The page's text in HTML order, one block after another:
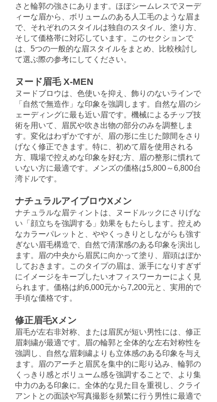
さと輪郭の強さにあります。ほぼシームレスでヌーデ
ィーな眉から、ボリュームのある人工毛のような眉ま
で、それぞれのスタイルは独自のスタイル、塗り方、
そして価格帯に対応しています。このセクションで
は、5つの一般的な眉スタイルをまとめ、比較検討し
て選ぶ際の参考にしてください。
ヌード眉毛 X-MEN
ヌードブロウは、色使いを抑え、飾りのないラインで
「自然で無造作」な印象を強調します。自然な眉のシ
ェーディングに最も近い眉です。機械によるチップ技
術を用いて、眉尻や吹き出物の部分のみを調整しま
す。変化はわずかですが、眉の形に生じた隙間をさり
げなく修正できます。特に、初めて眉を使用される
方、職場で控えめな印象を好む方、眉の整形に慣れて
いない方に最適です。メンズの価格は5,800～6,800台
湾ドルです。
ナチュラルアイブロウXメン
ナチュラルな眉ティントは、ヌードルックにさりげな
い「顔立ちを強調する」効果をもたらします。控えめ
なカラーパレットと、ややくっきりとしながらも強す
ぎない眉毛構造で、自然で清潔感のある印象を演出し
ます。眉の中央から眉尻に向かって塗り、眉頭はぼか
しておきます。このタイプの眉は、派手になりすぎず
にイメージをキープしたいオフィスワーカーによく見
られます。価格は約6,000元から7,200元と、実用的で
手頃な価格です。
修正眉毛Xメン
眉毛が左右非対称、または眉尻が短い男性には、修正
眉刺繍が最適です。眉の輪郭と全体的な左右対称性を
強調し、自然な眉刺繍よりも立体感のある印象を与え
ます。眉のアーチと眉尻を集中的に彫り込み、輪郭の
くっきり感とボリューム感を強調することで、より集
中力のある印象に。全体的な見た目を重視し、クライ
アントとの面談や写真撮影を頻繁に行う男性に最適で